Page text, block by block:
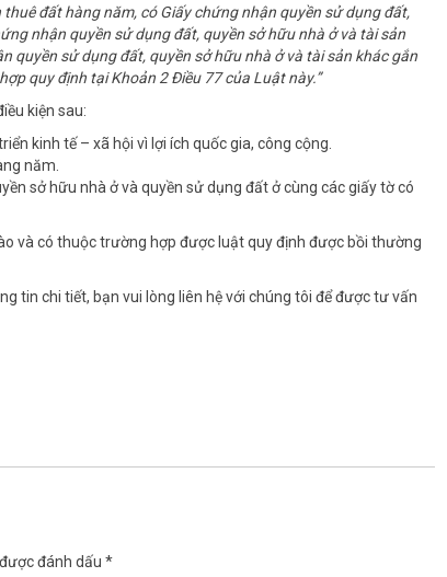
đất hàng năm, có Giấy chứng nhận quyền sử dụng đất,
nhận quyền sử dụng đất, quyền sở hữu nhà ở và tài sản
quyền sử dụng đất, quyền sở hữu nhà ở và tài sản khác gắn
quy định tại Khoản 2 Điều 77 của Luật này.”
kiện sau:
kinh tế – xã hội vì lợi ích quốc gia, công cộng.
năm.
sở hữu nhà ở và quyền sử dụng đất ở cùng các giấy tờ có
và có thuộc trường hợp được luật quy định được bồi thường
tin chi tiết, bạn vui lòng liên hệ với chúng tôi để được tư vấn
đánh dấu *